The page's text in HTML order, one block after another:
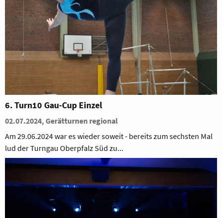
6. Turn10 Gau-Cup Einzel
02.07.2024, Gerätturnen regional
Am 29.06.2024 war es wieder soweit - bereits zum sechsten Mal
lud der Turngau Oberpfalz Süd zu...